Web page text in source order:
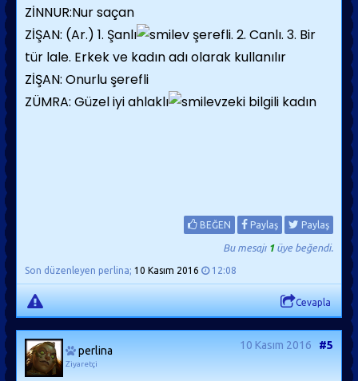
ZİNNUR:Nur saçan
ZİŞAN: (Ar.) 1. Şanlı
şerefli. 2. Canlı. 3. Bir
tür lale. Erkek ve kadın adı olarak kullanılır
ZİŞAN: Onurlu şerefli
ZÜMRA: Güzel iyi ahlaklı
zeki bilgili kadın
BEĞEN Paylaş Paylaş
Bu mesajı 1üye beğendi.
Son düzenleyen perlina; 10 Kasım 2016 12:08
Cevapla
perlina
Ziyaretçi
10 Kasım 2016 #5